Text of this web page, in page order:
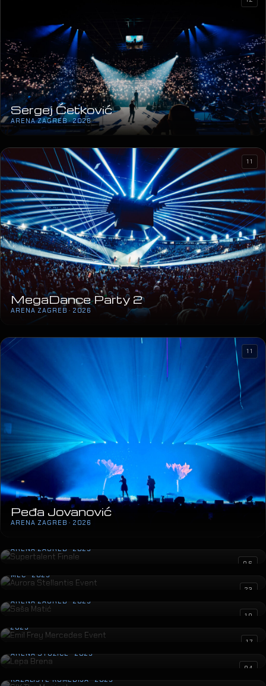
Sergej Ćetković
ARENA ZAGREB · 2026
MegaDance Party 2
ARENA ZAGREB · 2026
11
Peđa Jovanović
ARENA ZAGREB · 2026
11
ARENA ZAGREB · 2025
06
Aurora Stellantis Event
MEC · 2025
23
Saša Matić
ARENA ZAGREB · 2025
10
Emil Frey Mercedes Event
2025
17
Lepa Brena
ARENA STOŽICE · 2025
04
SIX The Musical
KAZALIŠTE KOMEDIJA · 2025